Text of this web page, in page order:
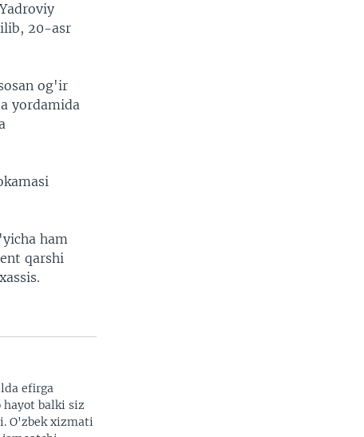
20-asr
og'ir
yordamida
ham
qarshi
efirga
balki siz
O'zbek xizmati